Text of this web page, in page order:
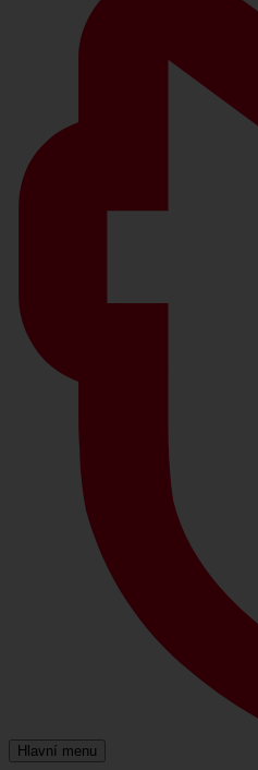
Hlavní menu